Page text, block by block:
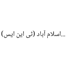
اسلام آباد (ٹی این ایس) پولیس کے سینئر افسران فیلڈ میں...